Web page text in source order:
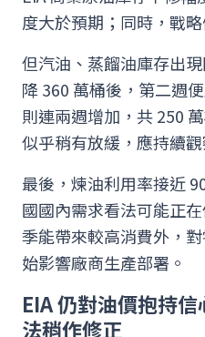
度大於預期；同時，戰
但汽油、蒸餾油庫存出
降 360 萬桶後，第二週
則連兩週增加，共 250
似乎稍有放緩，應持續
最後，煉油利用率接近
國國內需求看法可能正
季能帶來較高消費外，
始影響廠商生產部署。
EIA 仍對油價抱持
法稍作修正